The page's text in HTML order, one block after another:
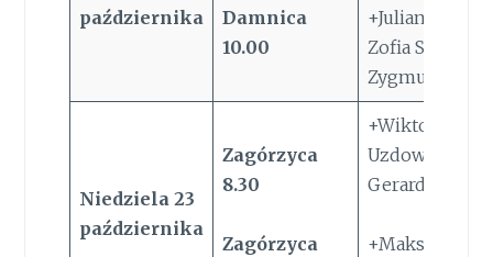
października
Damnica
10.00
+Julianna 50 r.
Zofia
Zygmunt Sulik
Niedziela 23
października
Zagórzyca
8.30
Zagórzyca
+Wiktoria
Uzdowska I r.
Gerard Zenon
+Maksymilian